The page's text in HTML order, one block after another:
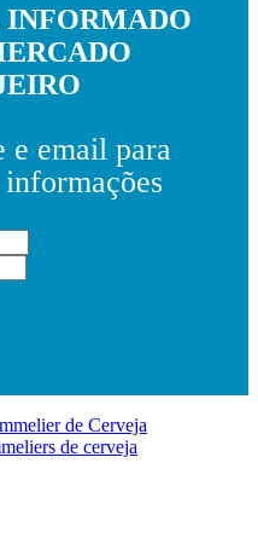
e email para
informações
de Cerveja
de cerveja